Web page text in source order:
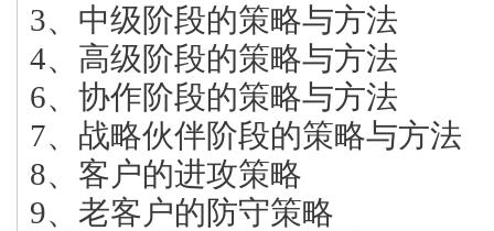
3、中级阶段的策略与方法
4、高级阶段的策略与方法
6、协作阶段的策略与方法
7、战略伙伴阶段的策略与方法
8、客户的进攻策略
9、老客户的防守策略